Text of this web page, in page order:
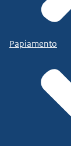
Papiamento